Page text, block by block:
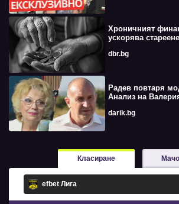
Хроничният
ускорява
dbr.bg
Радев повтаря
Анализ на
darik.bg
Класиране